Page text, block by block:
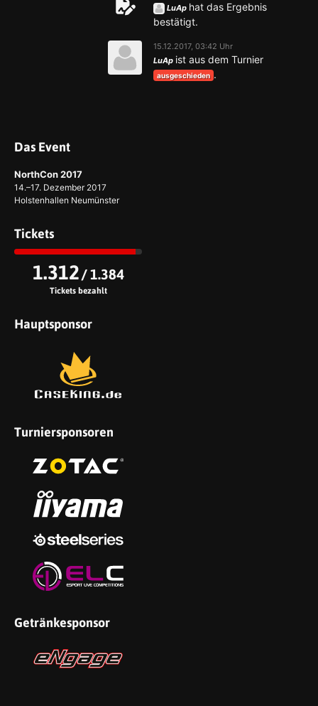
LuAp hat das Ergebnis
bestätigt.
15.12.2017, 03:42 Uhr
LuAp ist aus dem Turnier
ausgeschieden .
Das Event
NorthCon 2017
14.–17. Dezember 2017
Holstenhallen Neumünster
Tickets
1.312/ 1.384
Tickets bezahlt
Hauptsponsor
Turniersponsoren
Getränkesponsor